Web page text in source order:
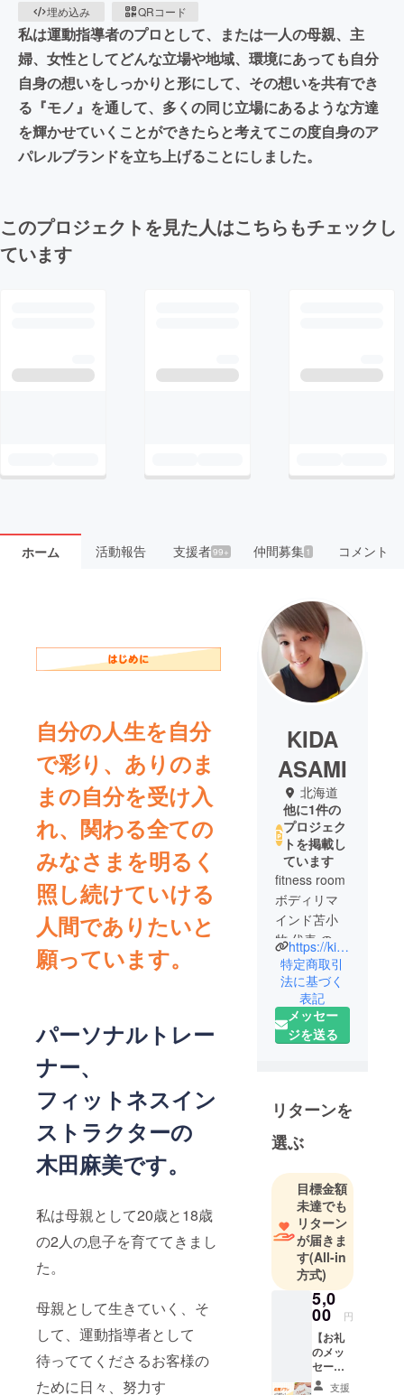
埋め込み
QRコード
私は運動指導者のプロとして、または一人の母親、主
婦、女性としてどんな立場や地域、環境にあっても自分
自身の想いをしっかりと形にして、その想いを共有でき
る『モノ』を通して、多くの同じ立場にあるような方達
を輝かせていくことができたらと考えてこの度自身のア
パレルブランドを立ち上げることにしました。
このプロジェクトを見た人はこちらもチェックし
ています
ホーム 活動報告 支援者99+ 仲間募集 1 コメント
自分の人生を自分
で彩り、ありのま
まの自分を受け入
れ、関わる全ての
みなさまを明るく
照し続けていける
人間でありたいと
願っています。
パーソナルトレー
ナー、
フィットネスイン
ストラクターの
木田麻美です。
私は母親として20歳と18歳
の2人の息子を育ててきまし
た。
母親として生きていく、そ
して、運動指導者として
待っててくださるお客様の
ために日々、努力す
KIDA
ASAMI
北海道
他に1件の
プロジェク
トを掲載し
ています
fitness room
ボディリマ
インド苫小
牧 代表 の木
田麻美で
す。
私はもとも
とスピ―ド
スケート選
ていまし
た。
今回クラウ
ディングを
活用して、
オンライン
サロンを通
して今まで
運動ができ
ない環境に
いた方や、
元気で健康
を維持した
いと思う遠
https://kidaclub.jp/
特定商取引
法に基づく
表記
メッセー
ジを送る
リターンを
選ぶ
目標金額
未達でも
リターン
が届きま
す(All-in
方式)
5,0
00 円
【お礼
のメッ
セー
ジ】 感
支援